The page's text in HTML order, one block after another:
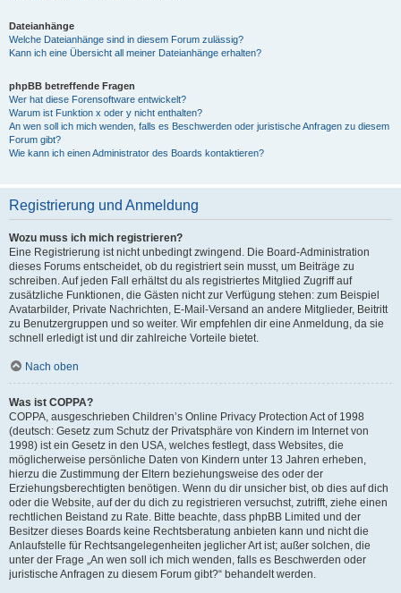
Dateianhänge
Welche Dateianhänge sind in diesem Forum zulässig?
Kann ich eine Übersicht all meiner Dateianhänge erhalten?
phpBB betreffende Fragen
Wer hat diese Forensoftware entwickelt?
Warum ist Funktion x oder y nicht enthalten?
An wen soll ich mich wenden, falls es Beschwerden oder juristische Anfragen zu diesem
Forum gibt?
Wie kann ich einen Administrator des Boards kontaktieren?
Registrierung und Anmeldung
Wozu muss ich mich registrieren?
Eine Registrierung ist nicht unbedingt zwingend. Die Board-Administration
dieses Forums entscheidet, ob du registriert sein musst, um Beiträge zu
schreiben. Auf jeden Fall erhältst du als registriertes Mitglied Zugriff auf
zusätzliche Funktionen, die Gästen nicht zur Verfügung stehen: zum Beispiel
Avatarbilder, Private Nachrichten, E-Mail-Versand an andere Mitglieder, Beitritt
zu Benutzergruppen und so weiter. Wir empfehlen dir eine Anmeldung, da sie
schnell erledigt ist und dir zahlreiche Vorteile bietet.
Nach oben
Was ist COPPA?
COPPA, ausgeschrieben Children’s Online Privacy Protection Act of 1998
(deutsch: Gesetz zum Schutz der Privatsphäre von Kindern im Internet von
1998) ist ein Gesetz in den USA, welches festlegt, dass Websites, die
möglicherweise persönliche Daten von Kindern unter 13 Jahren erheben,
hierzu die Zustimmung der Eltern beziehungsweise des oder der
Erziehungsberechtigten benötigen. Wenn du dir unsicher bist, ob dies auf dich
oder die Website, auf der du dich zu registrieren versuchst, zutrifft, ziehe einen
rechtlichen Beistand zu Rate. Bitte beachte, dass phpBB Limited und der
Besitzer dieses Boards keine Rechtsberatung anbieten kann und nicht die
Anlaufstelle für Rechtsangelegenheiten jeglicher Art ist; außer solchen, die
unter der Frage „An wen soll ich mich wenden, falls es Beschwerden oder
juristische Anfragen zu diesem Forum gibt?“ behandelt werden.